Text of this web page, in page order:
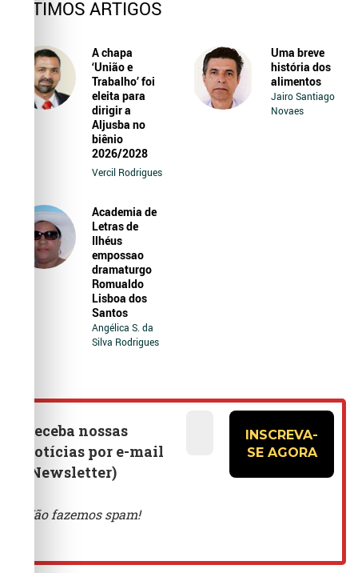
ÚLTIMOS ARTIGOS
A chapa
‘União e
Trabalho’ foi
eleita para
dirigir a
Aljusba no
biênio
2026/2028
Vercil Rodrigues
Uma breve
história dos
alimentos
Jairo Santiago
Novaes
Academia de
Letras de
Ilhéus
empossao
dramaturgo
Romualdo
Lisboa dos
Santos
Angélica S. da
Silva Rodrigues